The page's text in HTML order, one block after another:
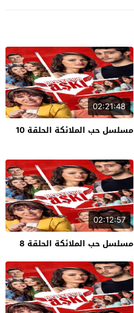
02:21:48
مسلسل حب الملائكة الحلقة 10
02:12:57
مسلسل حب الملائكة الحلقة 8